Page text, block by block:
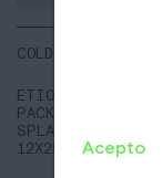
COLD BREW
ETIOPIA
PACK NOMAD
SPLASH
12X250MLAcepto